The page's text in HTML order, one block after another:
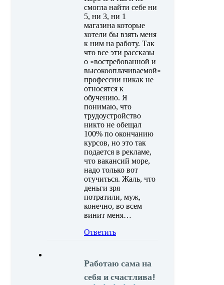
смогла найти себе ни
5, ни 3, ни 1
магазина которые
хотели бы взять меня
к ним на работу. Так
что все эти рассказы
о «востребованной и
высокооплачиваемой»
профессии никак не
относятся к
обучению. Я
понимаю, что
трудоустройство
никто не обещал
100% по окончанию
курсов, но это так
подается в рекламе,
что вакансий море,
надо только вот
отучиться. Жаль, что
деньги зря
потратили, муж,
конечно, во всем
винит меня…
Ответить
Работаю сама на
себя и счастлива!